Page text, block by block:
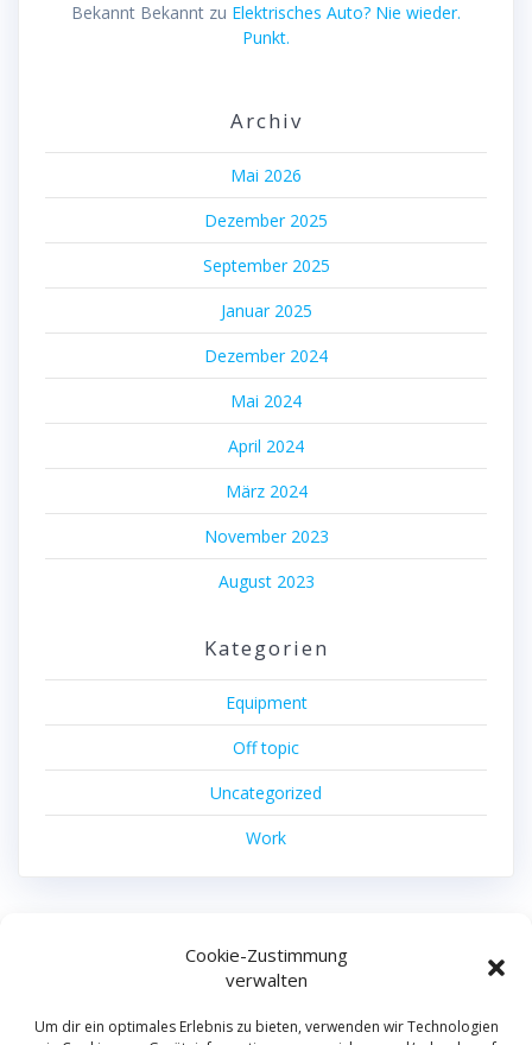
Cookie-Zustimmung
verwalten
Um dir ein optimales Erlebnis zu bieten, verwenden wir Technologien
Bekannt Bekannt zu Elektrisches Auto? Nie wieder.
Punkt.
Archiv
Mai 2026
Dezember 2025
September 2025
Januar 2025
Dezember 2024
Mai 2024
April 2024
März 2024
November 2023
August 2023
Kategorien
Equipment
Off topic
Uncategorized
Work
machdas filmproduktion